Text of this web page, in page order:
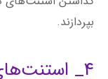
استنت‌های فلزی
آنژیوپلاستی به